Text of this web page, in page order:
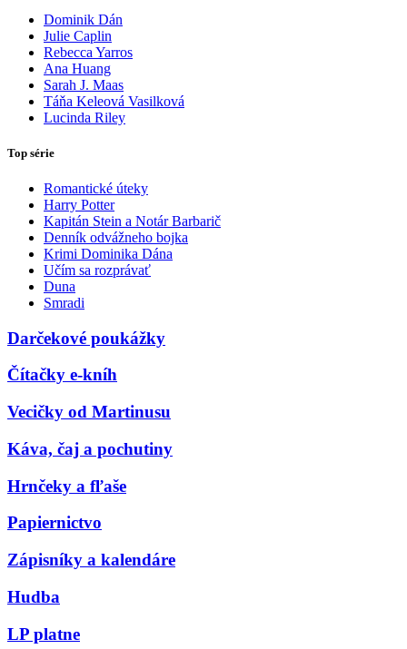
Dominik Dán
Julie Caplin
Rebecca Yarros
Ana Huang
Sarah J. Maas
Táňa Keleová Vasilková
Lucinda Riley
Top série
Romantické úteky
Harry Potter
Kapitán Stein a Notár Barbarič
Denník odvážneho bojka
Krimi Dominika Dána
Učím sa rozprávať
Duna
Smradi
Darčekové poukážky
Čítačky e-kníh
Vecičky od Martinusu
Káva, čaj a pochutiny
Hrnčeky a fľaše
Papiernictvo
Zápisníky a kalendáre
Hudba
LP platne